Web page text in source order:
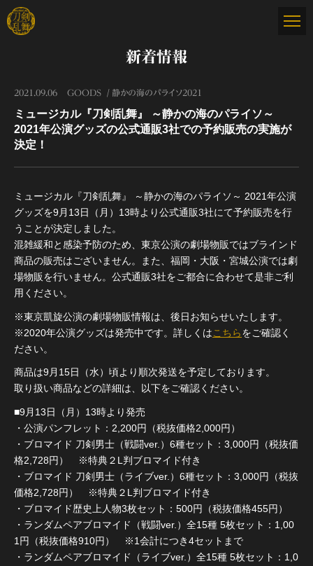
新着情報
2021.09.06 GOODS 静かの海のパライソ2021
ミュージカル『刀剣乱舞』 ～静かの海のパライソ～
2021年公演グッズの公式通販3社での予約販売の実施が
決定！
ミュージカル『刀剣乱舞』 ～静かの海のパライソ～ 2021年公演
グッズを9月13日（月）13時より公式通販3社にて予約販売を行
うことが決定しました。
混雑緩和と感染予防のため、東京公演の劇場物販ではブラインド
商品の販売はございません。また、福岡・大阪・宮城公演では劇
場物販を行いません。公式通販3社をご都合に合わせて是非ご利
用ください。
※東京凱旋公演の劇場物販情報は、後日お知らせいたします。
※2020年公演グッズは発売中です。詳しくはこちらをご確認く
ださい。
商品は9月15日（水）頃より順次発送を予定しております。
取り扱い商品などの詳細は、以下をご確認ください。
■9月13日（月）13時より発売
・公演パンフレット：2,200円（税抜価格2,000円）
・ブロマイド 刀剣男士（戦闘ver.）6種セット：3,000円（税抜価
格2,728円） ※特典２L判ブロマイド付き
・ブロマイド 刀剣男士（ライブver.）6種セット：3,000円（税抜
価格2,728円） ※特典２L判ブロマイド付き
・ブロマイド歴史上人物3枚セット：500円（税抜価格455円）
・ランダムペアブロマイド（戦闘ver.）全15種 5枚セット：1,00
1円（税抜価格910円） ※1会計につき4セットまで
・ランダムペアブロマイド（ライブver.）全15種 5枚セット：1,0